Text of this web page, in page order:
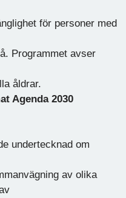
för personer med
Programmet avser
åldrar.
Agenda 2030
undertecknad om
av olika